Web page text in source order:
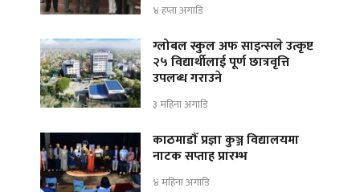
४ हप्ता अगाडि
ग्लोबल स्कुल अफ साइन्सले उत्कृष्ट
२५ विद्यार्थीलाई पूर्ण छात्रवृत्ति
उपलब्ध गराउने
३ महिना अगाडि
काठमाडौँ प्रज्ञा कुञ्ज विद्यालयमा
नाटक सप्ताह प्रारम्भ
४ महिना अगाडि